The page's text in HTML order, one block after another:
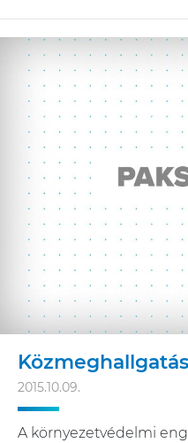
2015.10.09.
A környezetvédelmi